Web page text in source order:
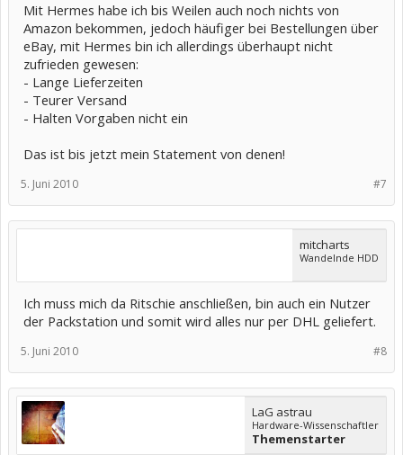
Mit Hermes habe ich bis Weilen auch noch nichts von
Amazon bekommen, jedoch häufiger bei Bestellungen über
eBay, mit Hermes bin ich allerdings überhaupt nicht
zufrieden gewesen:
- Lange Lieferzeiten
- Teurer Versand
- Halten Vorgaben nicht ein
Das ist bis jetzt mein Statement von denen!
#7
5. Juni 2010
mitcharts
Wandelnde HDD
Ich muss mich da Ritschie anschließen, bin auch ein Nutzer
der Packstation und somit wird alles nur per DHL geliefert.
#8
5. Juni 2010
LaG astrau
Hardware-Wissenschaftler
Themenstarter